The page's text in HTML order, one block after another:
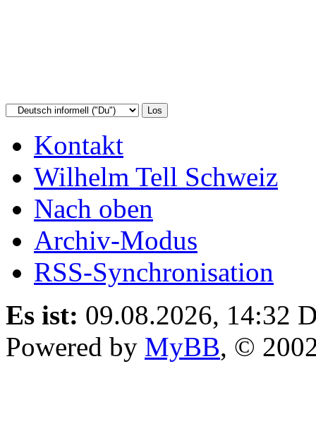
Kontakt
Wilhelm Tell Schweiz
Nach oben
Archiv-Modus
RSS-Synchronisation
Es ist: 09.08.2026, 14:32
Powered by MyBB, ©